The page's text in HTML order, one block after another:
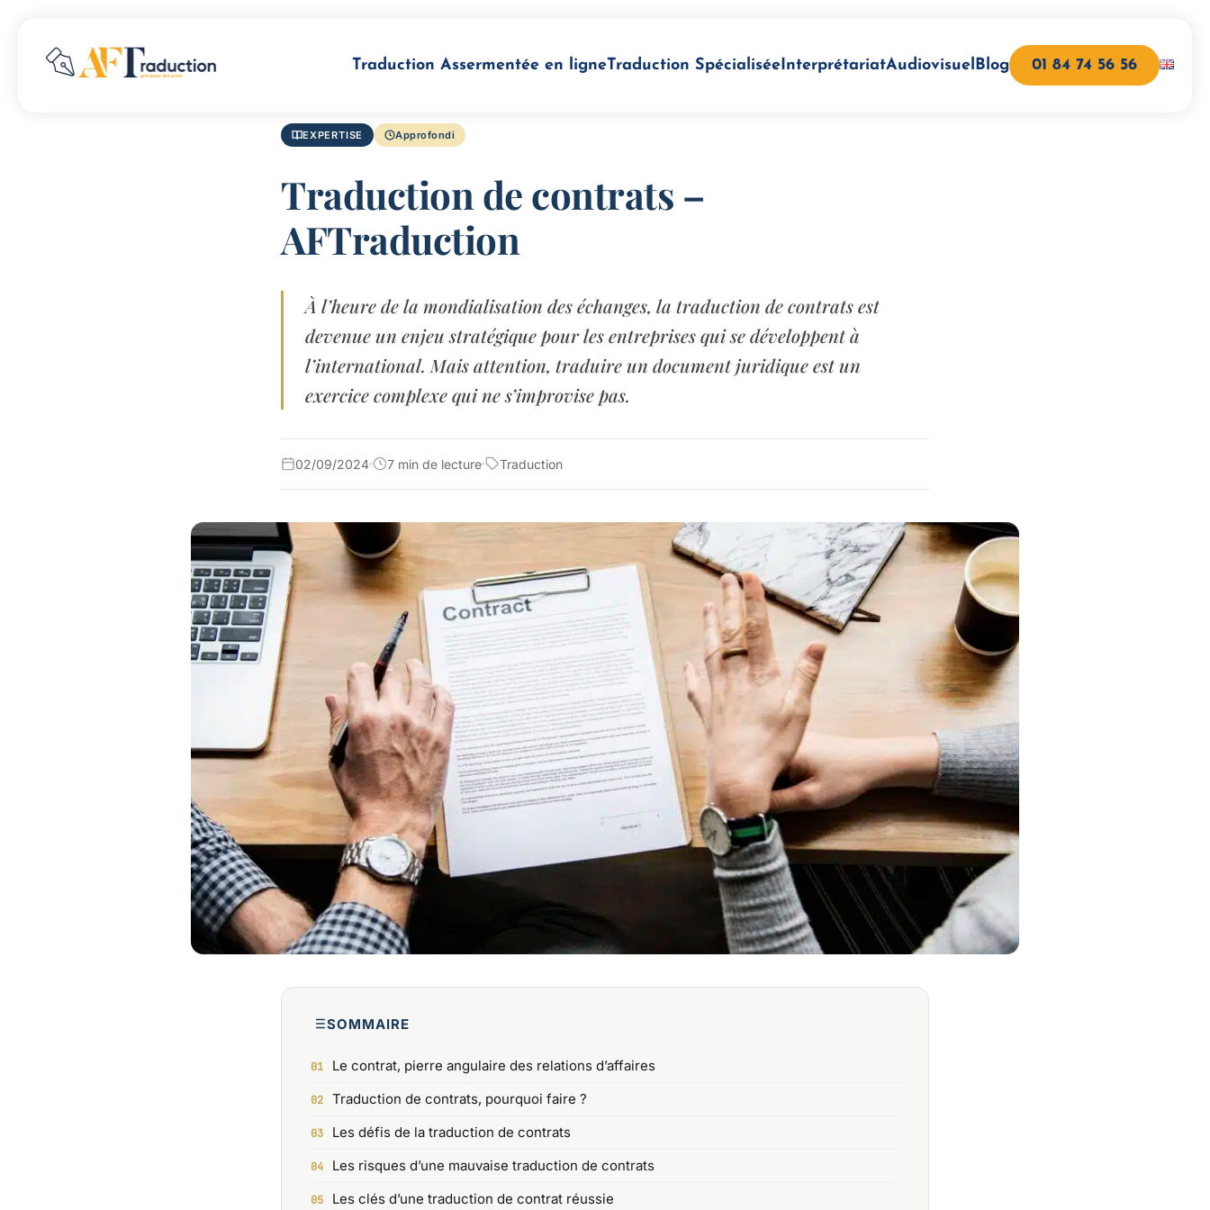
Traduction Assermentée en ligneTraduction SpécialiséeInterprétariatAudiovisuelBlog 01 84 74 56 56
EXPERTISE Approfondi
Traduction de contrats –
AFTraduction
À l’heure de la mondialisation des échanges, la traduction de contrats est
devenue un enjeu stratégique pour les entreprises qui se développent à
l’international. Mais attention, traduire un document juridique est un
exercice complexe qui ne s’improvise pas.
02/09/2024 7 min de lecture Traduction
SOMMAIRE
Le contrat, pierre angulaire des relations d’affaires
Traduction de contrats, pourquoi faire ?
Les défis de la traduction de contrats
Les risques d’une mauvaise traduction de contrats
Les clés d’une traduction de contrat réussie